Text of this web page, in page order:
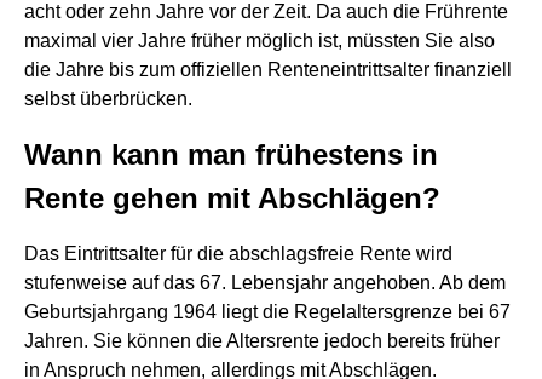
acht oder zehn Jahre vor der Zeit. Da auch die Frührente
maximal vier Jahre früher möglich ist, müssten Sie also
die Jahre bis zum offiziellen Renteneintrittsalter finanziell
selbst überbrücken.
Wann kann man frühestens in
Rente gehen mit Abschlägen?
Das Eintrittsalter für die abschlagsfreie Rente wird
stufenweise auf das 67. Lebensjahr angehoben. Ab dem
Geburtsjahrgang 1964 liegt die Regelaltersgrenze bei 67
Jahren. Sie können die Altersrente jedoch bereits früher
in Anspruch nehmen, allerdings mit Abschlägen.